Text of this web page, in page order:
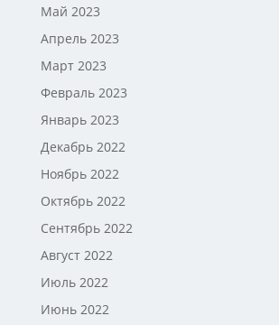
Май 2023
Апрель 2023
Март 2023
Февраль 2023
Январь 2023
Декабрь 2022
Ноябрь 2022
Октябрь 2022
Сентябрь 2022
Август 2022
Июль 2022
Июнь 2022